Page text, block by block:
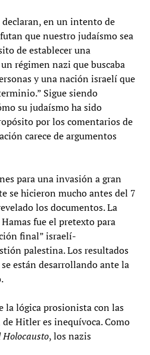
declaran, en un intento de
que nuestro judaísmo sea
de establecer una
régimen nazi que buscaba
y una nación israelí que
Sigue siendo
su judaísmo ha sido
por los comentarios de
carece de argumentos
para una invasión a gran
se hicieron mucho antes del 7
los documentos. La
fue el pretexto para
final” israelí-
palestina. Los resultados
están desarrollando ante la
la lógica prosionista con las
Hitler es inequívoca. Como
Holocausto, los nazis